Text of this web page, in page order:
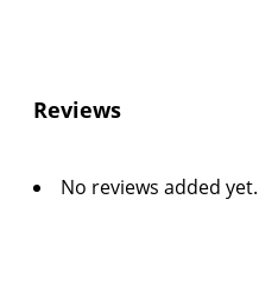
Reviews
No reviews added yet.